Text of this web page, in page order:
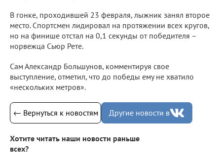
В гонке, проходившей 23 февраля, лыжник занял второе
место. Спортсмен лидировал на протяжении всех кругов,
но на финише отстал на 0,1 секунды от победителя –
норвежца Сьюр Рете.
Сам Александр Большунов, комментируя свое
выступление, отметил, что до победы ему не хватило
«нескольких метров».
← Вернуться к новостям Другие новости в
Хотите читать наши новости раньше
всех?